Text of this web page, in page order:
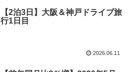
【2泊3日】大阪＆神戸ドライブ旅
行1日目
2026.06.11